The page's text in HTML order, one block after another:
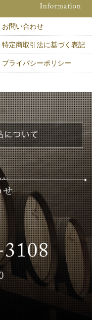
お問い合わせ
特定商取引法に基づく表記
プライバシーポリシー